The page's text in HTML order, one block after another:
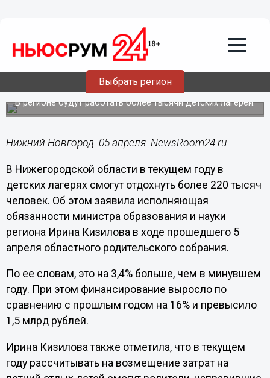
Выбрать регион
05.04.202322:15
Свыше 220 тысяч юных нижегородцев
отдохнут в летних лагерях в 2023 году
В регионе будут работать более тысячи детских лагерей.
Нижний Новгород. 05 апреля. NewsRoom24.ru -
В Нижегородской области в текущем году в
детских лагерях смогут отдохнуть более 220 тысяч
человек. Об этом заявила исполняющая
обязанности министра образования и науки
региона Ирина Кизилова в ходе прошедшего 5
апреля областного родительского собрания.
По ее словам, это на 3,4% больше, чем в минувшем
году. При этом финансирование выросло по
сравнению с прошлым годом на 16% и превысило
1,5 млрд рублей.
Ирина Кизилова также отметила, что в текущем
году рассчитывать на возмещение затрат на